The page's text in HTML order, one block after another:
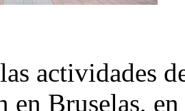
actividades
en Bruselas,